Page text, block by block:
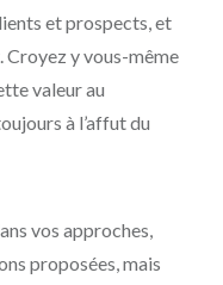
et prospects, et
Croyez y vous-même
valeur au
à l’affut du
vos approches,
proposées, mais